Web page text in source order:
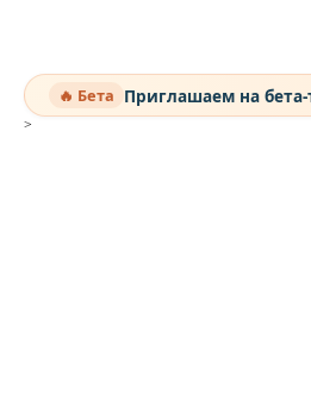
🔥 Бета Приглашаем на
>